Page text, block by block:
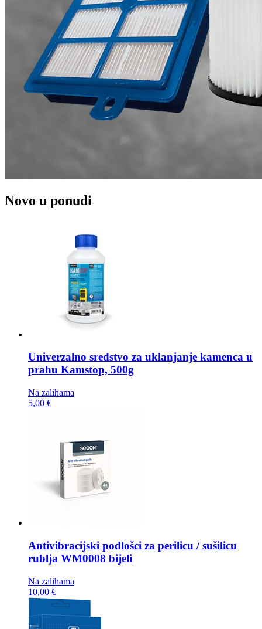
Novo u ponudi
Univerzalno sredstvo za uklanjanje kamenca u
prahu Kamstop, 500g
Na zalihama
5,00 €
Antivibracijski podlošci za perilicu / sušilicu
rublja WM0008 bijeli
Na zalihama
10,00 €